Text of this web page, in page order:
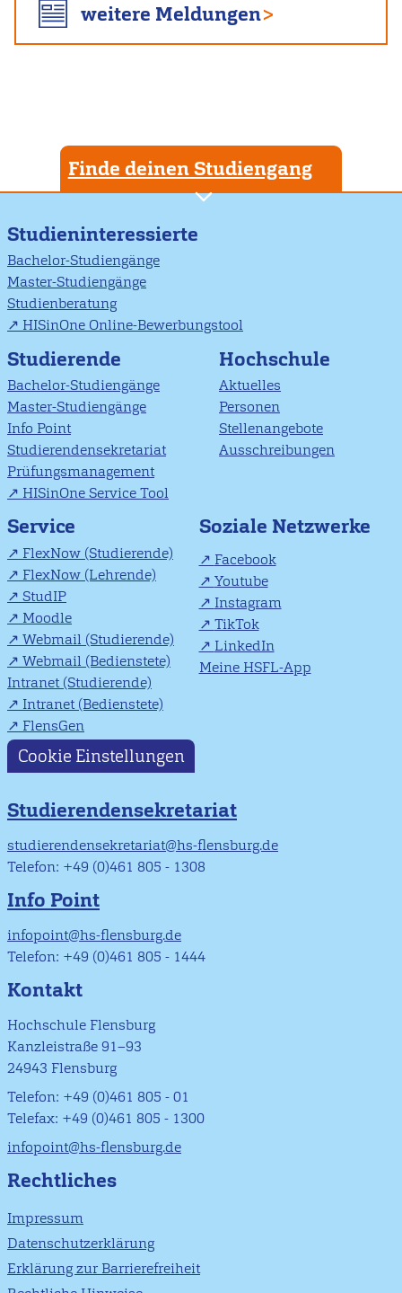
weitere Meldungen
Finde deinen Studiengang
Studieninteressierte
Bachelor-Studiengänge
Master-Studiengänge
Studienberatung
HISinOne Online-Bewerbungstool
Studierende
Bachelor-Studiengänge
Master-Studiengänge
Info Point
Studierendensekretariat
Prüfungsmanagement
HISinOne Service Tool
Hochschule
Aktuelles
Personen
Stellenangebote
Ausschreibungen
Service
FlexNow (Studierende)
FlexNow (Lehrende)
StudIP
Moodle
Webmail (Studierende)
Webmail (Bedienstete)
Intranet (Studierende)
Intranet (Bedienstete)
FlensGen
Soziale Netzwerke
Facebook
Youtube
Instagram
TikTok
LinkedIn
Meine HSFL-App
Cookie Einstellungen
Studierendensekretariat
studierendensekretariat@hs-flensburg.de
Telefon: +49 (0)461 805 - 1308
Info Point
infopoint@hs-flensburg.de
Telefon: +49 (0)461 805 - 1444
Kontakt
Hochschule Flensburg
Kanzleistraße 91–93
24943 Flensburg
Telefon: +49 (0)461 805 - 01
Telefax: +49 (0)461 805 - 1300
infopoint@hs-flensburg.de
Rechtliches
Impressum
Datenschutzerklärung
Erklärung zur Barrierefreiheit